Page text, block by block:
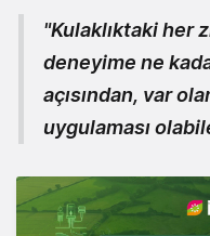
"Kulaklıktaki her
deneyime ne
açısından, var
uygulaması